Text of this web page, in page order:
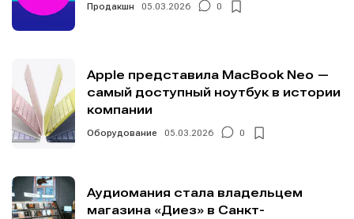
Продакшн 05.03.2026 0
Apple представила MacBook Neo —
самый доступный ноутбук в истории
компании
Оборудование 05.03.2026 0
Аудиомания стала владельцем
магазина «Диез» в Санкт-